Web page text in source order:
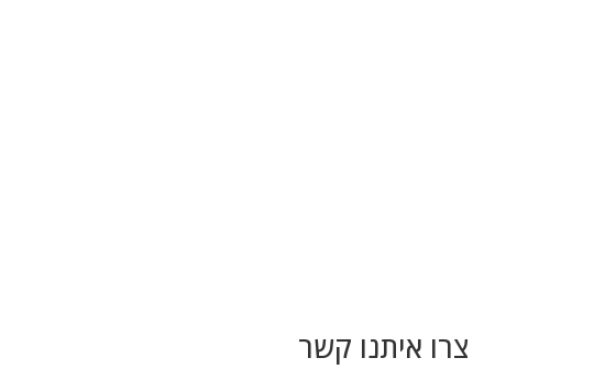
צרו איתנו קשר